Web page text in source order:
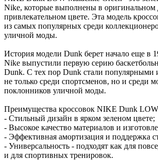
Nike, которые выполнены в оригинальном
привлекательном цвете. Эта модель
из самых популярных среди
уличной моды.
История модели Dunk берет начало еще в
Nike выпустили первую серию
Dunk. С тех пор Dunk стали популярными
не только среди спортсменов, но и среди
поклонников уличной моды.
Преимущества кроссовок NIKE Dunk
- Стильный дизайн в ярком зеленом цвете;
- Высокое качество материалов и
- Эффективная амортизация и поддержка
- Универсальность - подходят как для
и для спортивных тренировок.